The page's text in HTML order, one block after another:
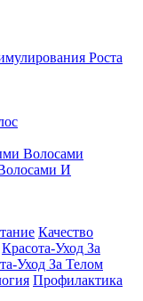
Роста
Волосами
И
Качество
Красота-Уход За
Уход За Телом
Профилактика